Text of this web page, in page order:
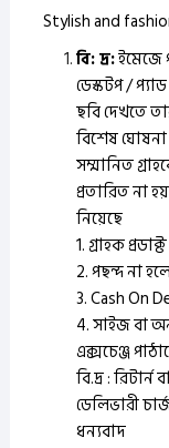
Stylish and
বি: দ্র:ইমেজে
ডেস্কটপ /
ছবি দেখতে
বিশেষ
সম্মানিত
প্রতারিত না
নিয়েছে
1. গ্রাহক
2. পছন্দ না
3. Cash On
4. সাইজ বা
এক্সচেঞ্জ
বি.দ্র :
ডেলিভারী
ধন্যবাদ